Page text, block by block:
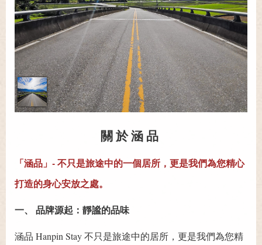
關於涵品
「涵品」- 不只是旅途中的一個居所，更是我們為您精心
打造的身心安放之處。
一、 品牌源起：靜謐的品味
涵品 Hanpin Stay 不只是旅途中的居所，更是我們為您精